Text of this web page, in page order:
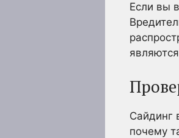
Если вы
Сайдинг
почему